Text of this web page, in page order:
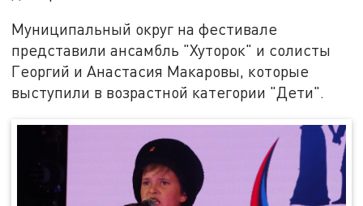
Муниципальный округ на фестивале
представили ансамбль "Хуторок" и солисты
Георгий и Анастасия Макаровы, которые
выступили в возрастной категории "Дети".